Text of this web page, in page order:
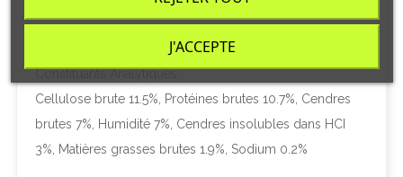
Substances aromatiques
Constituants Analytiques:
Cellulose brute 11.5%, Protéines brutes 10.7%, Cendres
brutes 7%, Humidité 7%, Cendres insolubles dans HCI
3%, Matières grasses brutes 1.9%, Sodium 0.2%
J'ACCEPTE